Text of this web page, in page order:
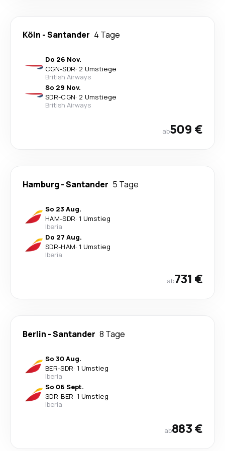
Köln -Santander 4 Tage
Do 26 Nov.
CGN-SDR· 2 Umstiege
British Airways
So 29 Nov.
SDR-CGN· 2 Umstiege
British Airways
ab509 €
Hamburg-Santander 5 Tage
So 23 Aug.
HAM-SDR· 1 Umstieg
Iberia
Do 27 Aug.
SDR-HAM· 1 Umstieg
Iberia
ab731 €
Berlin -Santander 8 Tage
So 30 Aug.
BER-SDR· 1 Umstieg
Iberia
So 06 Sept.
SDR-BER· 1 Umstieg
Iberia
ab883 €